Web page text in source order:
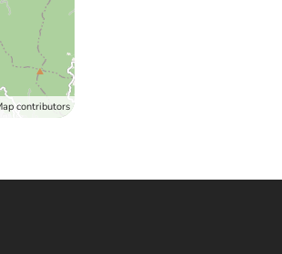
contributors